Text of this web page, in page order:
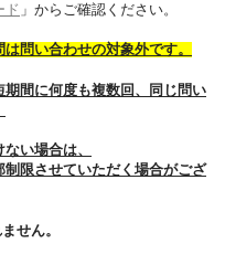
ド 」からご確認ください。
問い合わせの対象外です。
間に何度も複数回、同じ問い
い場合は、
制限させていただく場合がござ
せん。